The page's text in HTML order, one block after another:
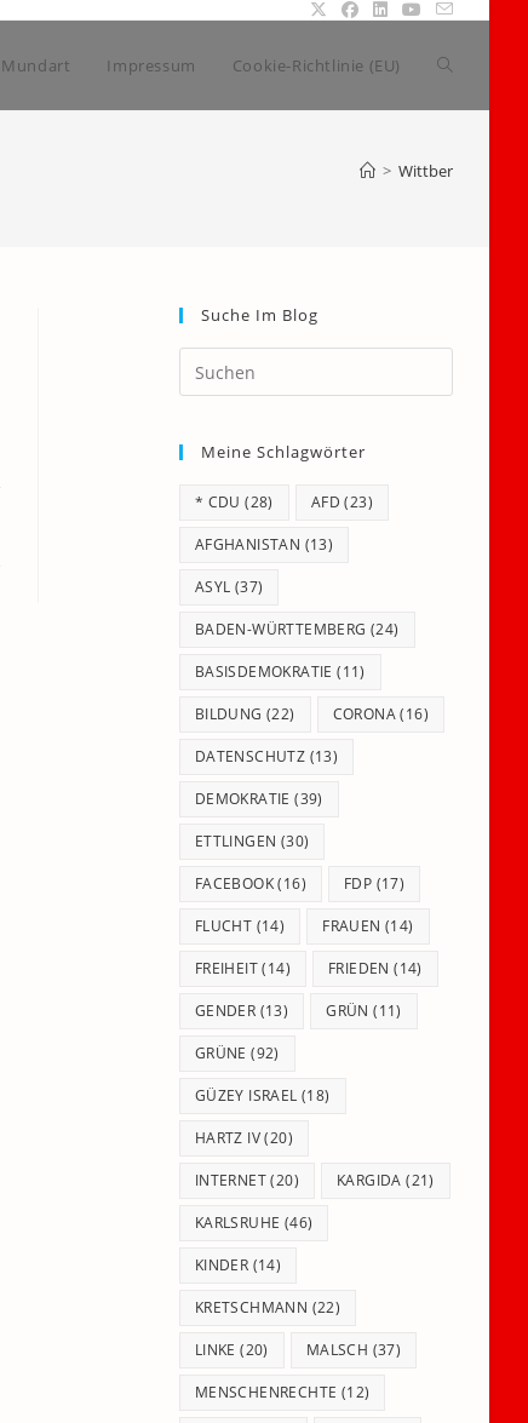
Mundart Impressum Cookie-Richtlinie (EU) Website-
> Wittber
Suche Im Blog
Escape
Meine Schlagwörter
* CDU (28) AFD (23)
AFGHANISTAN (13)
ASYL (37)
BADEN-WÜRTTEMBERG (24)
BASISDEMOKRATIE (11)
BILDUNG (22) CORONA(16)
DATENSCHUTZ (13)
DEMOKRATIE (39)
ETTLINGEN (30)
FACEBOOK(16) FDP (17)
FLUCHT (14) FRAUEN (14)
FREIHEIT(14) FRIEDEN (14)
GENDER (13) GRÜN (11)
GRÜNE (92)
GÜZEY ISRAEL (18)
HARTZ IV(20)
INTERNET(20) KARGIDA (21)
KARLSRUHE (46)
KINDER (14)
KRETSCHMANN (22)
LINKE (20) MALSCH (37)
MENSCHENRECHTE (12)